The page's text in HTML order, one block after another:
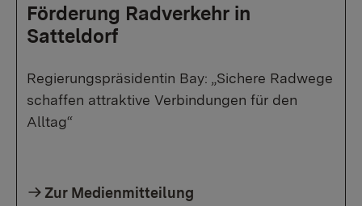
Förderung Radverkehr in
Satteldorf
Regierungspräsidentin Bay: „Sichere Radwege
schaffen attraktive Verbindungen für den
Alltag“
Zur Medienmitteilung